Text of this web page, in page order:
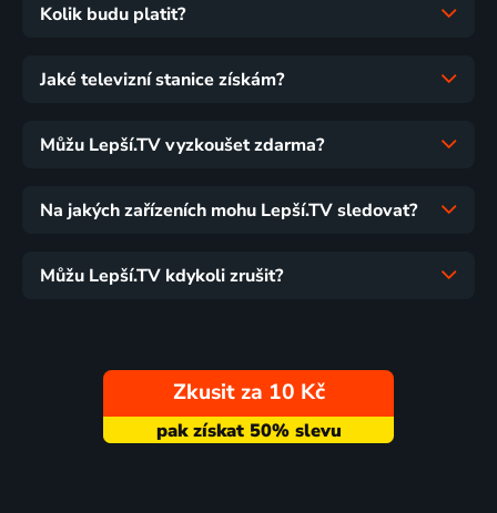
Kolik budu platit?
Jaké televizní stanice získám?
Můžu Lepší.TV vyzkoušet zdarma?
Na jakých zařízeních mohu Lepší.TV sledovat?
Můžu Lepší.TV kdykoli zrušit?
Zkusit za 10 Kč